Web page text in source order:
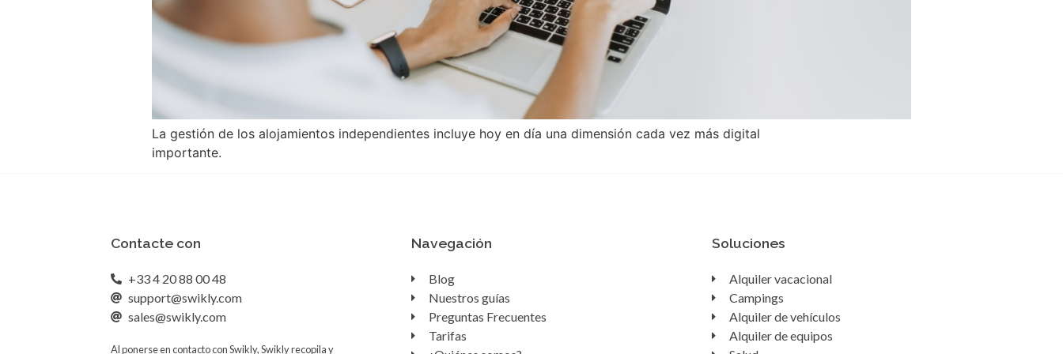
La gestión de los alojamientos independientes incluye hoy en día una dimensión cada vez más digital
importante.
Contacte con
+33 4 20 88 00 48
support@swikly.com
sales@swikly.com
Al ponerse en contacto con Swikly, Swikly recopila y
Navegación
Blog
Nuestros guías
Preguntas Frecuentes
Tarifas
Soluciones
Alquiler vacacional
Campings
Alquiler de vehículos
Alquiler de equipos